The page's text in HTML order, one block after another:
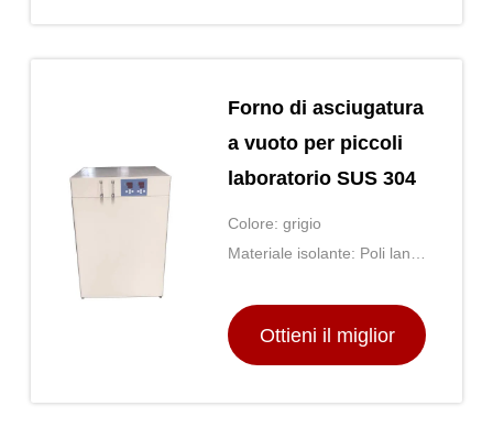
Forno di asciugatura
a vuoto per piccoli
laboratorio SUS 304
Colore: grigio
Materiale isolante: Poli lana
della schiuma
Ottieni il miglior